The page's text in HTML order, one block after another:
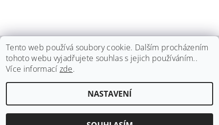
haspadent.cz
HASPA dent, spol. s r.o., všechna práva vyhrazena
cookies
Vytvořil Shoptet
Tento web používá soubory cookie. Dalším procházením
tohoto webu vyjadřujete souhlas s jejich používáním..
Více informací zde.
NASTAVENÍ